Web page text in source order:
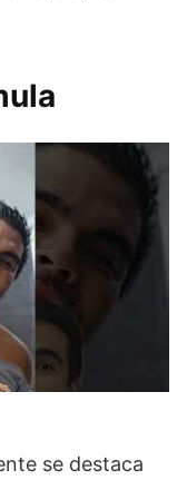
se destaca